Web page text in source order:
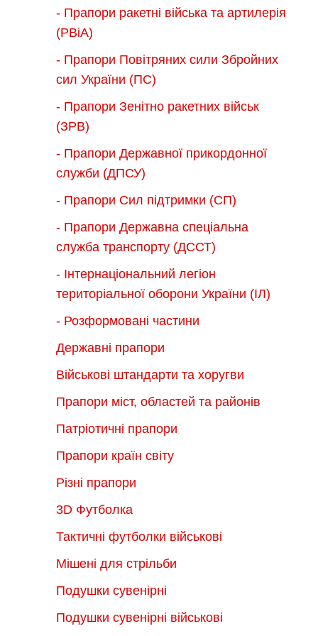
- Прапори ракетні війська та артилерія
(РВіА)
- Прапори Повітряних сили Збройних
сил України (ПС)
- Прапори Зенітно ракетних військ
(ЗРВ)
- Прапори Державної прикордонної
служби (ДПСУ)
- Прапори Сил підтримки (СП)
- Прапори Державна спеціальна
служба транспорту (ДССТ)
- Інтернаціональний легіон
територіальної оборони України (ІЛ)
- Розформовані частини
Державні прапори
Військові штандарти та хоругви
Прапори міст, областей та районів
Патріотичні прапори
Прапори країн світу
Різні прапори
3D Футболка
Тактичні футболки військові
Мішені для стрільби
Подушки сувенірні
Подушки сувенірні військові